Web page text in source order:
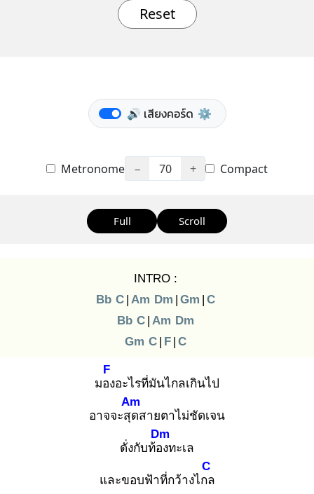
Reset
🔊 เสียงคอร์ด ⚙️
Metronome − 70 + Compact
Full Scroll
INTRO :
Bb C | Am Dm | Gm | C
Bb C | Am Dm
Gm C | F | C
มอง
F
อะไรที่มันไกลเกินไป
อาจจะสุด
Am
สายตาไม่ชัดเจน
ดั่งกับท้อง
Dm
ทะเล
และขอบฟ้าที่กว้างไกล
C